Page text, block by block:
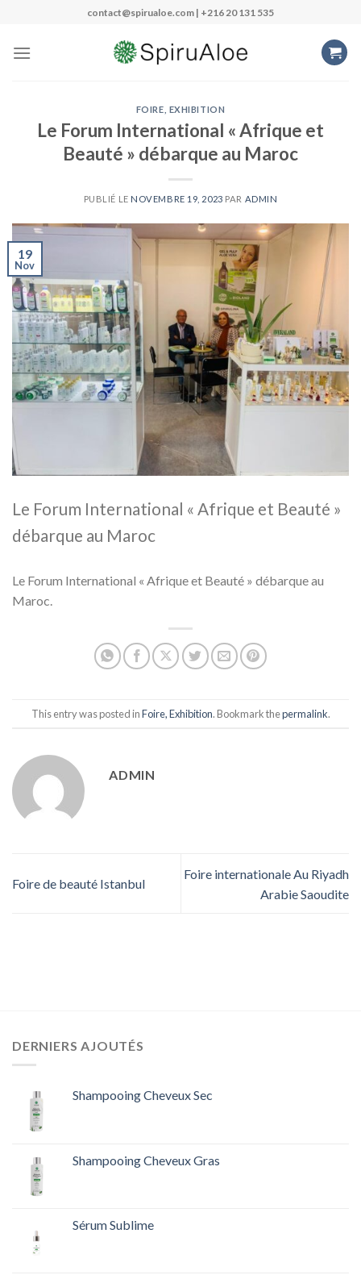
contenu
contact@spirualoe.com | +216 20 131 535
FOIRE, EXHIBITION
Le Forum International « Afrique et
Beauté » débarque au Maroc
PUBLIÉ LE NOVEMBRE 19, 2023 PAR ADMIN
19
Nov
Le Forum International « Afrique et Beauté »
débarque au Maroc
Le Forum International « Afrique et Beauté » débarque au
Maroc.
This entry was posted inFoire, Exhibition. Bookmark thepermalink.
ADMIN
Foire de beauté Istanbul
Foire internationale Au Riyadh
Arabie Saoudite
DERNIERS AJOUTÉS
Shampooing Cheveux Sec
Shampooing Cheveux Gras
Sérum Sublime